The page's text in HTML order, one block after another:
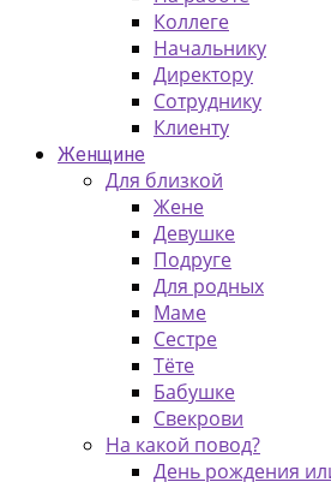
Коллеге
Начальнику
Директору
Сотруднику
Клиенту
Женщине
Для близкой
Жене
Девушке
Подруге
Для родных
Маме
Сестре
Тёте
Бабушке
Свекрови
На какой повод?
День рождения